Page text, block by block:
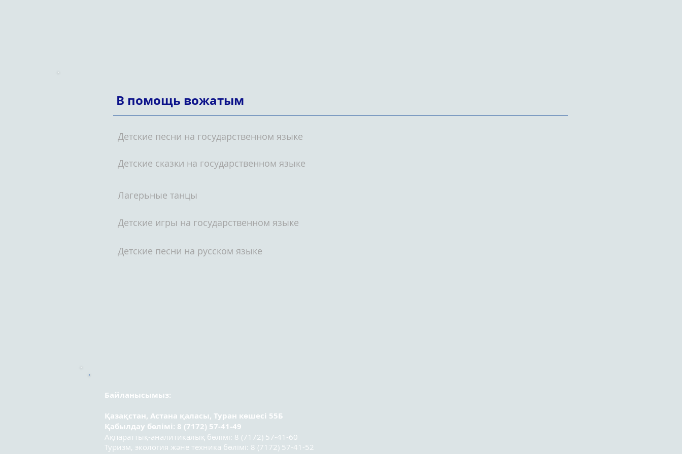
Детские песни на государственном языке
Детские сказки на государственном языке
Лагерьные танцы
Детские игры на государственном языке
Детские песни на русском языке
В помощь вожатым
Байланысымыз:
Қазақстан, Астана қаласы, Туран көшесі 55Б
Қабылдау бөлімі: 8 (7172) 57-41-49
Ақпараттық-аналитикалық бөлімі: 8 (7172) 57-41-60
Туризм, экология және техника бөлімі: 8 (7172) 57-41-52